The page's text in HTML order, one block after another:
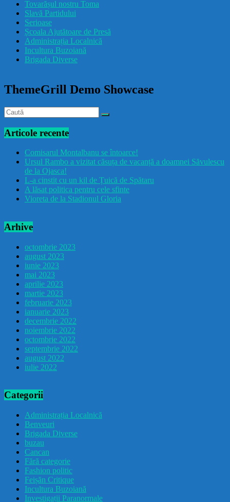
drăcușorulbuzoian
Tovarășul nostru Toma
Slavă Partidului
Serioase
Școala Ajutătoare de Presă
Administrația Localnică
Incultura Buzoiană
Brigada Diverse
ThemeGrill Demo Showcase
Articole recente
Comisarul Montalbanu se întoarce!
Ursul Rambo a vizitat căsuța de vacanță a doamnei Săvulescu
de la Ojasca!
L-a cinstit cu un kil de Țuică de Spătaru
A lăsat politica pentru cele sfinte
Vioreta de la Stadionul Gloria
Arhive
octombrie 2023
august 2023
iunie 2023
mai 2023
aprilie 2023
martie 2023
februarie 2023
ianuarie 2023
decembrie 2022
noiembrie 2022
octombrie 2022
septembrie 2022
august 2022
iulie 2022
Categorii
Administrația Localnică
Benveuri
Brigada Diverse
buzau
Cancan
Fără categorie
Fashion politic
Feișăn Critique
Incultura Buzoiană
Investigații Paranormale